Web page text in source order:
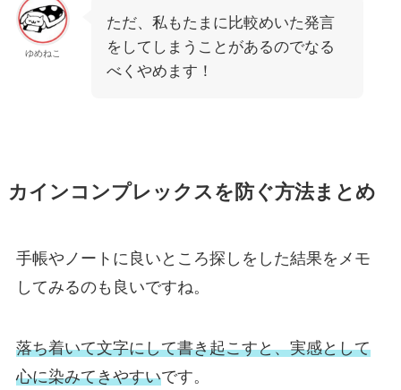
ゆめねこ
ただ、私もたまに比較めいた発言
をしてしまうことがあるのでなる
べくやめます！
カインコンプレックスを防ぐ方法まとめ
手帳やノートに良いところ探しをした結果をメモ
してみるのも良いですね。
落ち着いて文字にして書き起こすと、実感として
心に染みてきやすいです。